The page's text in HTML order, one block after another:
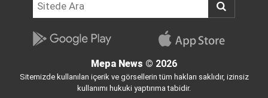
Mepa News © 2026
Sitemizde kullanılan içerik ve görsellerin tüm hakları saklıdır, izinsiz
kullanımı hukuki yaptırıma tabidir.